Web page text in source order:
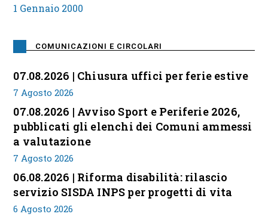
1 Gennaio 2000
COMUNICAZIONI E CIRCOLARI
07.08.2026 | Chiusura uffici per ferie estive
7 Agosto 2026
07.08.2026 | Avviso Sport e Periferie 2026,
pubblicati gli elenchi dei Comuni ammessi
a valutazione
7 Agosto 2026
06.08.2026 | Riforma disabilità: rilascio
servizio SISDA INPS per progetti di vita
6 Agosto 2026